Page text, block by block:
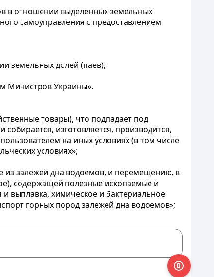
в отношении выделенных земельных
самоуправления с предоставлением
земельных долей (паев);
Министров Украины».
товары), что подпадает под
изготовляется, производится,
на иных условиях (в том числе
условиях»;
из залежей дна водоемов, и перемещению, в
содержащей полезные ископаемые и
выплавка, химическое и бактериальное
горных пород залежей дна водоемов»;